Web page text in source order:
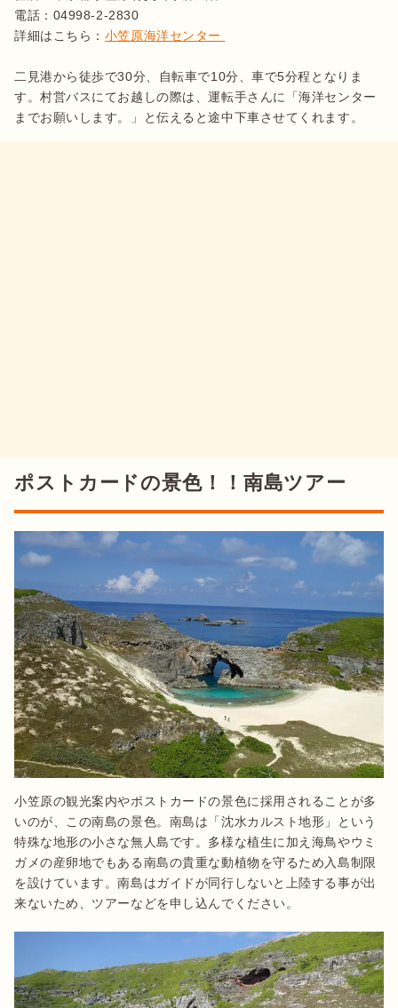
電話：04998-2-2830
詳細はこちら： 小笠原海洋センター
二見港から徒歩で30分、自転車で10分、車で5分程となりま
す。村営バスにてお越しの際は、運転手さんに「海洋センター
までお願いします。」と伝えると途中下車させてくれます。
ポストカードの景色！！南島ツアー
小笠原の観光案内やポストカードの景色に採用されることが多
いのが、この南島の景色。南島は「沈水カルスト地形」という
特殊な地形の小さな無人島です。多様な植生に加え海鳥やウミ
ガメの産卵地でもある南島の貴重な動植物を守るため入島制限
を設けています。南島はガイドが同行しないと上陸する事が出